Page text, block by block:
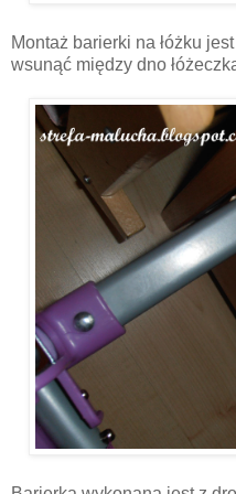
Montaż barierki na łóżku
wsunąć między dno